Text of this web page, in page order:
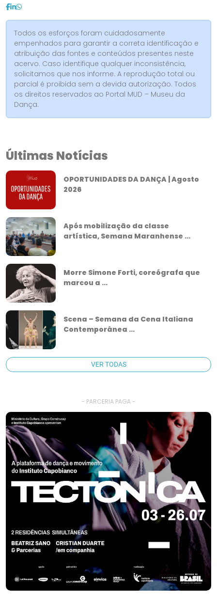
Todos os esforços foram cuidadosamente
empenhados para garantir a correta identificação e
atribuição das fontes e conteúdos presentes neste
acervo. Caso identifique qualquer inconsistência,
solicitamos que nos informe. A reprodução total ou
parcial é proibida sem a devida autorização. Todos
os direitos reservados ao Portal MUD – Museu da
Dança.
Últimas Notícias
OPORTUNIDADES DA DANÇA | Agosto
2026
Após mobilização da classe
artística, Semana Maranhense ...
Morre Simone Forti, coreógrafa que
marcou a ...
Scena – Semana da Cena Italiana
Contemporânea ...
VER TODAS
- PARCERIA PAGA -